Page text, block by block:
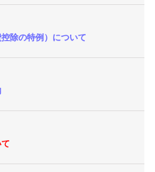
除の特例）について